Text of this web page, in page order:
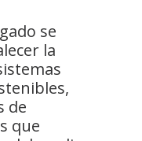
se
la
de
que